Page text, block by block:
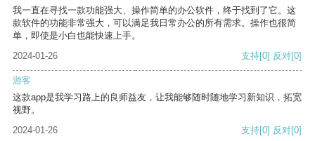
我一直在寻找一款功能强大、操作简单的办公软件，终于找到了它。这
款软件的功能非常强大，可以满足我日常办公的所有需求。操作也很简
单，即使是小白也能快速上手。
2024-01-26
支持[0] 反对[0]
游客
这款app是我学习路上的良师益友，让我能够随时随地学习新知识，拓宽
视野。
2024-01-26
支持[0] 反对[0]